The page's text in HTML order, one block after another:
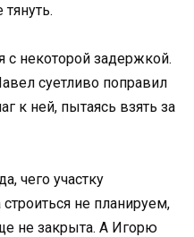
с некоторой задержкой.
суетливо поправил
к ней, пытаясь взять за
чего участку
не планируем,
не закрыта. А Игорю